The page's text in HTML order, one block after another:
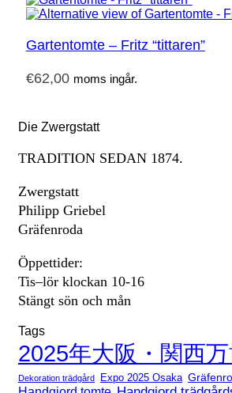
Gartentomte – Fritz “tittaren”
€62,00 moms ingår.
Die Zwergstatt
TRADITION SEDAN 1874.
Zwergstatt
Philipp Griebel
Gräfenroda
Öppettider:
Tis–lör klockan 10-16
Stängt sön och mån
Tags
2025年大阪・関西
Dekoration trädgård Expo 2025 Osaka